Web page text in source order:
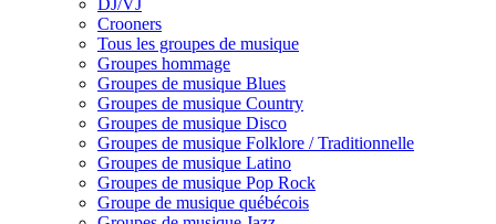
DJ/VJ
Crooners
Tous les groupes de musique
Groupes hommage
Groupes de musique Blues
Groupes de musique Country
Groupes de musique Disco
Groupes de musique Folklore / Traditionnelle
Groupes de musique Latino
Groupes de musique Pop Rock
Groupe de musique québécois